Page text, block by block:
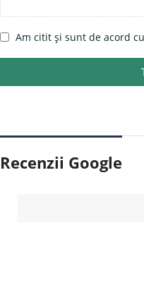
Am citit și sunt de acord
Recenzii Google